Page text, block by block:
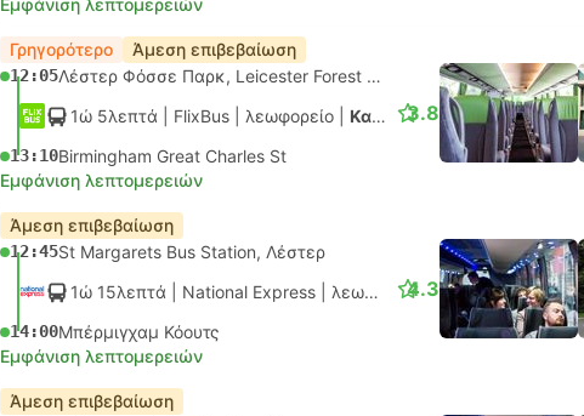
Εμφάνιση λεπτομερειών
Γρηγορότερο Άμεση επιβεβαίωση
12:05
Λέστερ Φόσσε Παρκ, Leicester Forest East
1ώ 5λεπτά | FlixBus λεωφορείο Κανονικό
13:10Birmingham Great Charles St
3.8
Εμφάνιση λεπτομερειών
Άμεση επιβεβαίωση
12:45St Margarets Bus Station, Λέστερ
1ώ 15λεπτά | National Express λεωφορείο |Κανονικό AC
14:00Μπέρμιγχαμ Κόουτς
4.3
Εμφάνιση λεπτομερειών
Άμεση επιβεβαίωση